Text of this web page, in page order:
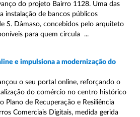
do projeto Bairro 1128. Uma das
instalação de bancos públicos
S. Dâmaso, concebidos pelo arquiteto
para quem circula ...
e impulsiona a modernização do
o seu portal online, reforçando o
do comércio no centro histórico
Plano de Recuperação e Resiliência
Comerciais Digitais, medida gerida